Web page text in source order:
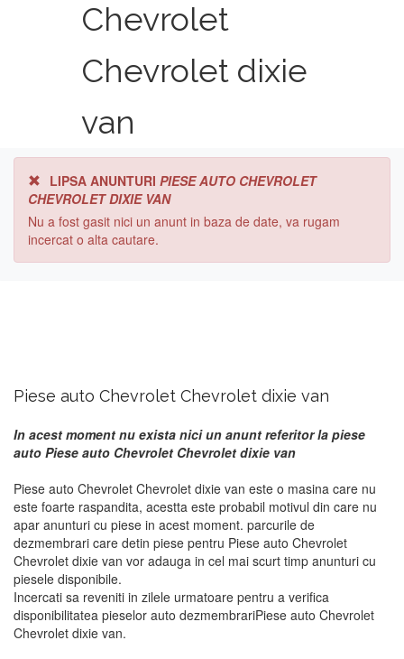
Chevrolet
Chevrolet dixie
van
LIPSA ANUNTURI PIESE AUTO CHEVROLET
CHEVROLET DIXIE VAN
Nu a fost gasit nici un anunt in baza de date, va rugam
incercat o alta cautare.
Piese auto Chevrolet Chevrolet dixie van
In acest moment nu exista nici un anunt referitor la piese
auto Piese auto Chevrolet Chevrolet dixie van
Piese auto Chevrolet Chevrolet dixie van este o masina care nu
este foarte raspandita, acestta este probabil motivul din care nu
apar anunturi cu piese in acest moment. parcurile de
dezmembrari care detin piese pentru Piese auto Chevrolet
Chevrolet dixie van vor adauga in cel mai scurt timp anunturi cu
piesele disponibile.
Incercati sa reveniti in zilele urmatoare pentru a verifica
disponibilitatea pieselor auto dezmembrariPiese auto Chevrolet
Chevrolet dixie van.